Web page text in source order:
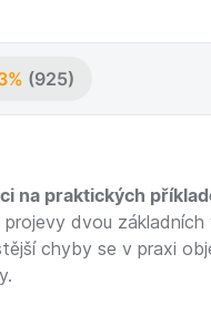
(925)
na praktických
dvou
chyby se v praxi